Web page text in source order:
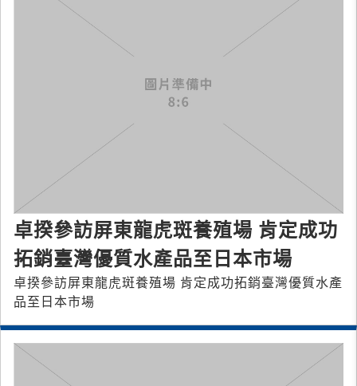
卓揆參訪屏東龍虎斑養殖場 肯定成功
拓銷臺灣優質水產品至日本市場
卓揆參訪屏東龍虎斑養殖場 肯定成功拓銷臺灣優質水產
品至日本市場